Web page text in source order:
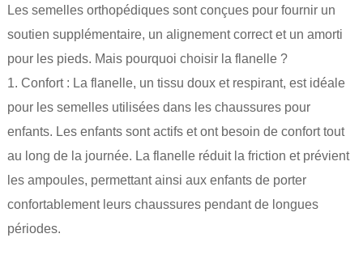
Les semelles orthopédiques sont conçues pour fournir un
soutien supplémentaire, un alignement correct et un amorti
pour les pieds. Mais pourquoi choisir la flanelle ?
1. Confort : La flanelle, un tissu doux et respirant, est idéale
pour les semelles utilisées dans les chaussures pour
enfants. Les enfants sont actifs et ont besoin de confort tout
au long de la journée. La flanelle réduit la friction et prévient
les ampoules, permettant ainsi aux enfants de porter
confortablement leurs chaussures pendant de longues
périodes.